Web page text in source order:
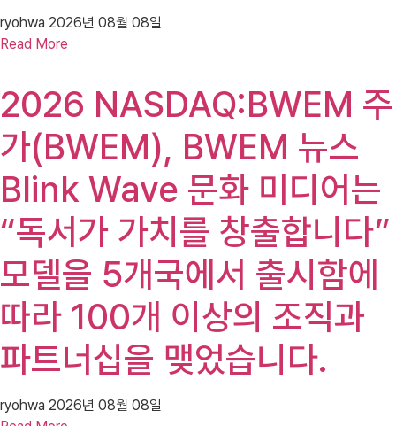
ryohwa 2026년 08월 08일
Read More
2026 NASDAQ:BWEM 주
가(BWEM), BWEM 뉴스
Blink Wave 문화 미디어는
“독서가 가치를 창출합니다”
모델을 5개국에서 출시함에
따라 100개 이상의 조직과
파트너십을 맺었습니다.
ryohwa 2026년 08월 08일